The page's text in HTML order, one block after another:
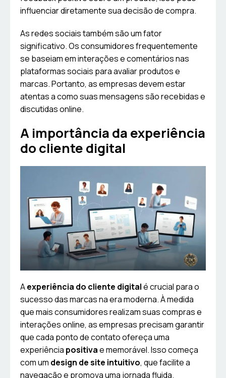
influenciar diretamente sua decisão de compra.
As redes sociais também são um fator
significativo. Os consumidores frequentemente
se baseiam em interações e comentários nas
plataformas sociais para avaliar produtos e
marcas. Portanto, as empresas devem estar
atentas a como suas mensagens são recebidas e
discutidas online.
A importância da experiência
do cliente digital
Aexperiência do cliente digitalé crucial para o
sucesso das marcas na era moderna. À medida
que mais consumidores realizam suas compras e
interações online, as empresas precisam garantir
que cada ponto de contato ofereça uma
experiência positivae memorável. Isso começa
com um design de site intuitivo, que facilite a
navegação e promova uma jornada fluida.